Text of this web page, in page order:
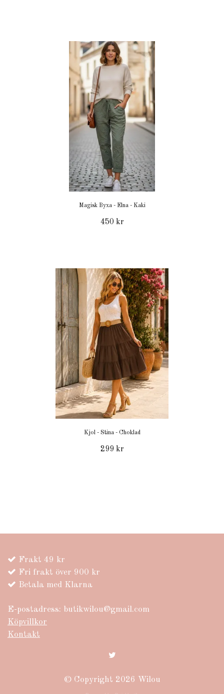
Magisk Byxa - Elna - Kaki
450 kr
Kjol - Stina - Choklad
299 kr
Frakt 49 kr
Fri frakt över 900 kr
Betala med Klarna
E-postadress: butikwilou@gmail.com
Köpvillkor
Kontakt
© Copyright 2026 Wilou